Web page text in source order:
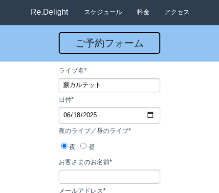
Re.Delight スケジュール 料金 アクセス
ご予約フォーム
ライブ名*
日付*
夜のライブ／昼のライブ*
夜 昼
お客さまのお名前*
メールアドレス*